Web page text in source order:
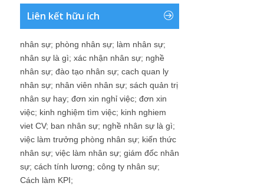
Liên kết hữu ích
nhân sự; phòng nhân sự; làm nhân sự;
nhân sự là gì; xác nhận nhân sự; nghề
nhân sự; đào tạo nhân sự; cach quan ly
nhân sự; nhân viên nhân sự; sách quản trị
nhân sự hay; đơn xin nghỉ việc; đơn xin
việc; kinh nghiệm tìm việc; kinh nghiem
viet CV; ban nhân sự; nghề nhân sự là gì;
việc làm trưởng phòng nhân sự; kiến thức
nhân sự; việc làm nhân sự; giám đốc nhân
sự; cách tính lương; công ty nhân sự;
Cách làm KPI;